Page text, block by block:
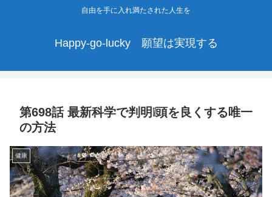
自由を手に入れ満たされた人生を
Happy-go-lucky 願望は実現する
第698話 最新科学で判明❕頭を良くする唯一
の方法
健康